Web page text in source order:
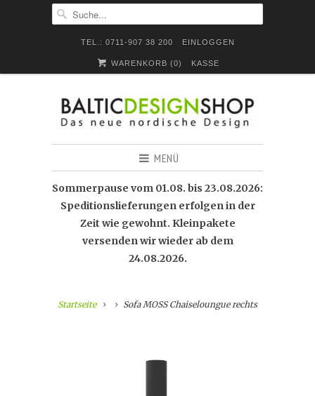
TEL.: 0711-907 38 200 EINLOGGEN
WARENKORB (0) KASSE
MENÜ
Sommerpause vom 01.08. bis 23.08.2026:
Speditionslieferungen erfolgen in der
Zeit wie gewohnt. Kleinpakete
versenden wir wieder ab dem
24.08.2026.
Startseite Sofa MOSS Chaiseloungue rechts